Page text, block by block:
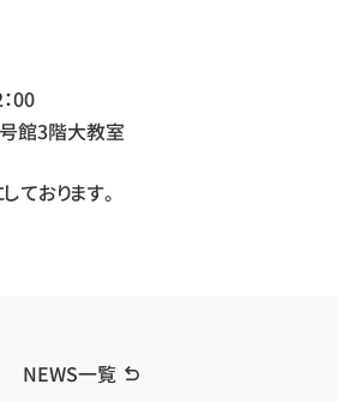
00
館3階大教室
ております。
NEWS一覧